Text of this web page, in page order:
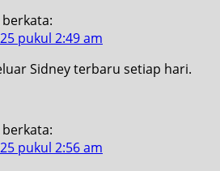
berkata:
pukul 2:49 am
Sidney terbaru setiap hari.
berkata:
pukul 2:56 am